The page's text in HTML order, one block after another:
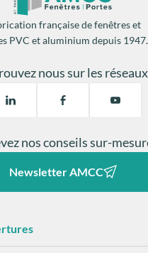
française de fenêtres et
PVC et aluminium depuis 1947.
nous sur les réseaux
nos conseils sur-
Newsletter AMCC